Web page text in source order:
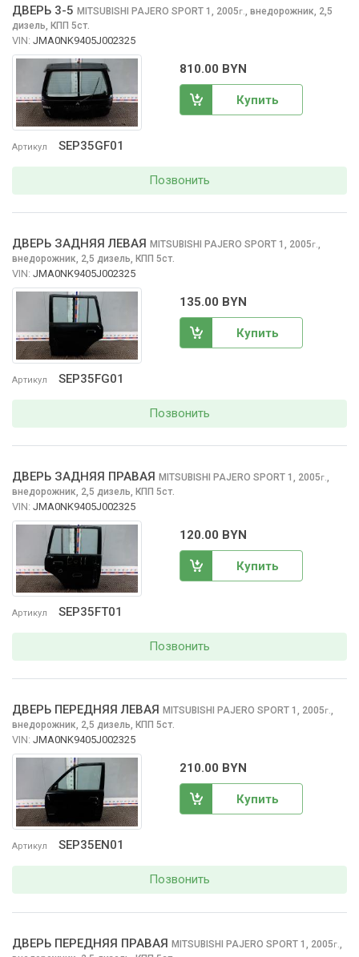
Артикул SEP35GF01
ДВЕРЬ 3-5 MITSUBISHI PAJERO SPORT 1, 2005г., внедорожник, 2,5
дизель, КПП 5ст.
VIN: JMA0NK9405J002325
810.00 BYN
Купить
Позвонить
Артикул SEP35FG01
ДВЕРЬ ЗАДНЯЯ ЛЕВАЯ MITSUBISHI PAJERO SPORT 1, 2005г.,
внедорожник, 2,5 дизель, КПП 5ст.
VIN: JMA0NK9405J002325
135.00 BYN
Купить
Позвонить
Артикул SEP35FT01
ДВЕРЬ ЗАДНЯЯ ПРАВАЯ MITSUBISHI PAJERO SPORT 1, 2005г.,
внедорожник, 2,5 дизель, КПП 5ст.
VIN: JMA0NK9405J002325
120.00 BYN
Купить
Позвонить
Артикул SEP35EN01
ДВЕРЬ ПЕРЕДНЯЯ ЛЕВАЯ MITSUBISHI PAJERO SPORT 1, 2005г.,
внедорожник, 2,5 дизель, КПП 5ст.
VIN: JMA0NK9405J002325
210.00 BYN
Купить
Позвонить
ДВЕРЬ ПЕРЕДНЯЯ ПРАВАЯ MITSUBISHI PAJERO SPORT 1, 2005г.